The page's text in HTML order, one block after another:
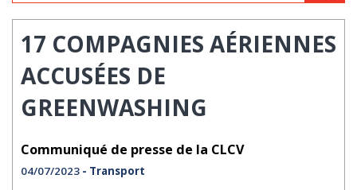
17 COMPAGNIES AÉRIENNES
ACCUSÉES DE
GREENWASHING
Communiqué de presse de la CLCV
04/07/2023 - Transport